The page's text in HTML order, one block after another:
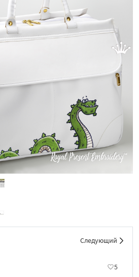
Следующий
5